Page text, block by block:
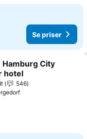
Se priser
Hamburg City
hotel
546